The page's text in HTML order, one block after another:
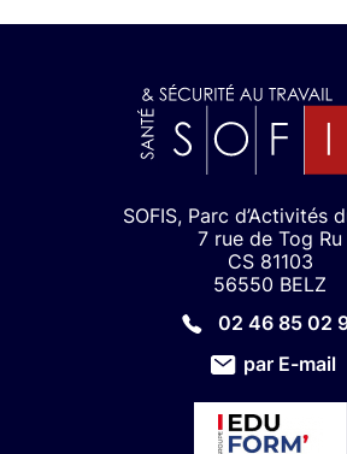
SOFIS, Parc d’Activités
7 rue de Tog Ru
CS 81103
56550 BELZ
02 46 85 02
par E-mail